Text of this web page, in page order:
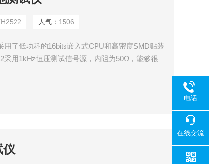
人气： 1506
用了低功耗的16bits嵌入式CPU和高密度SMD贴装
采用1kHz恒压测试信号源，内阻为50Ω，能够很
仪
电话
在线交流